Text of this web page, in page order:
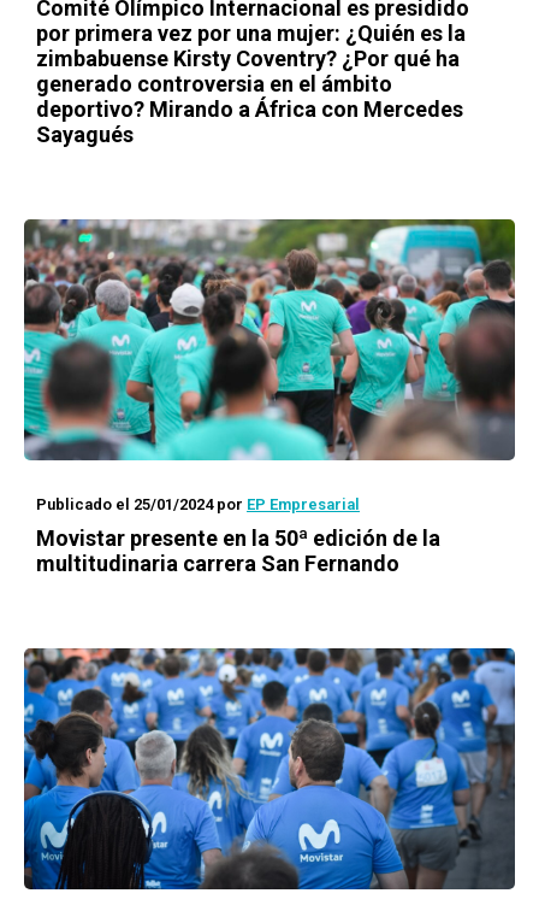
Comité Olímpico Internacional es presidido
por primera vez por una mujer: ¿Quién es la
zimbabuense Kirsty Coventry? ¿Por qué ha
generado controversia en el ámbito
deportivo? Mirando a África con Mercedes
Sayagués
Publicado el 25/01/2024por EP Empresarial
Movistar presente en la 50ª edición de la
multitudinaria carrera San Fernando